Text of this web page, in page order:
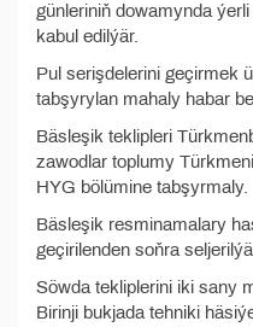
günleriniň dowamynda
kabul edilýär.
Pul serişdelerini geçirmek
tabşyrylan mahaly habar
Bäsleşik teklipleri
zawodlar toplumy
HYG bölümine tabşyrmaly.
Bäsleşik resminamalary
geçirilenden soňra
Söwda tekliplerini iki sany
Birinji bukjada tehniki